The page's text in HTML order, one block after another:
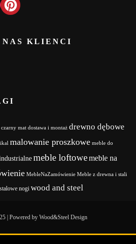
KLIENCI
czarny mat dostawa i montaż drewno dębowe
malowanie proszkowe meble do
meble loftowemeble na
MebleNaZamówienie Meble z drewna i stali
stalowe nogi wood and steel
| Powered by Wood&Steel Design